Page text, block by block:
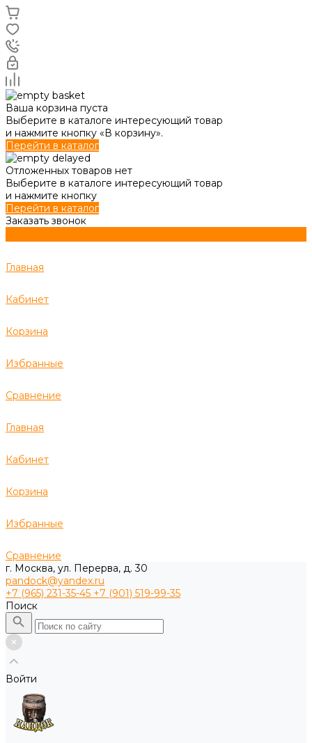
Ваша корзина пуста
Выберите в каталоге интересующий товар
и нажмите кнопку «В корзину».
Перейти в каталог
Отложенных товаров нет
Выберите в каталоге интересующий товар
и нажмите кнопку
Перейти в каталог
Заказать звонок
Главная
Кабинет
Корзина
Избранные
Сравнение
Главная
Кабинет
Корзина
Избранные
Сравнение
г. Москва, ул. Перерва, д. 30
pandock@yandex.ru
+7 (965) 231-35-45 +7 (901) 519-99-35
Поиск
Войти